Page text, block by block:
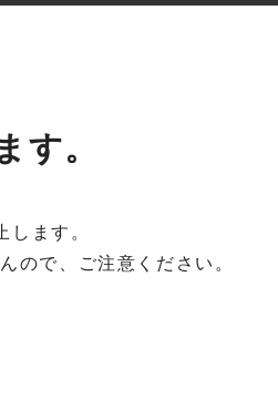
。
ます。
ので、ご注意ください。